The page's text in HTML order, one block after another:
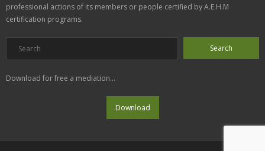
professional actions of its members or people certified by A.E.H.M
certification programs.
Download for free a mediation...